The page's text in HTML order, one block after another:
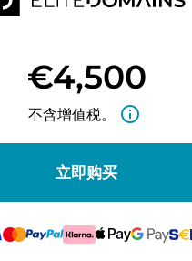
€4,500
不含增值税。 info_outline
立即购买